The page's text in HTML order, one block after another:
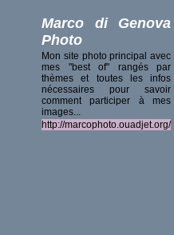
Marco di Genova
Photo
Mon site photo principal avec
mes "best of" rangés par
thèmes et toutes les infos
nécessaires pour savoir
comment participer à mes
images...
http://marcophoto.ouadjet.org/